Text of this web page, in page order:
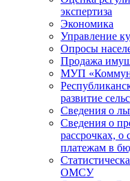
экспертиза
Экономика
Управление
Опросы
Продажа
МУП
развитие
Сведения о
Сведения о
рассрочках, о
платежам в
ОМСУ